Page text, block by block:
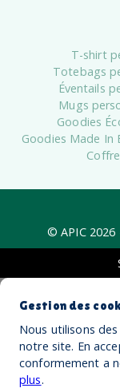
T-shirt
Totebags
Éventails
Mugs
Goodies
Goodies Made In
© APIC 2026
Gestion des
Nous utilisons
notre site. En
conformement a
plus.